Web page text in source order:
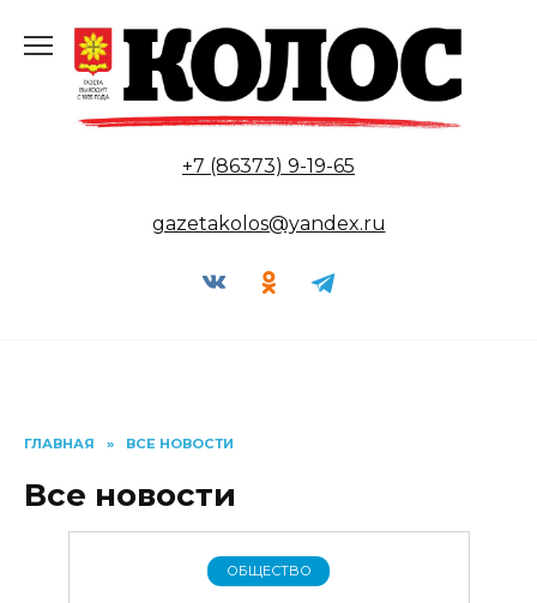
содержанию
+7 (86373) 9-19-65
gazetakolos@yandex.ru
ГЛАВНАЯ » ВСЕ НОВОСТИ
Все новости
ОБЩЕСТВО